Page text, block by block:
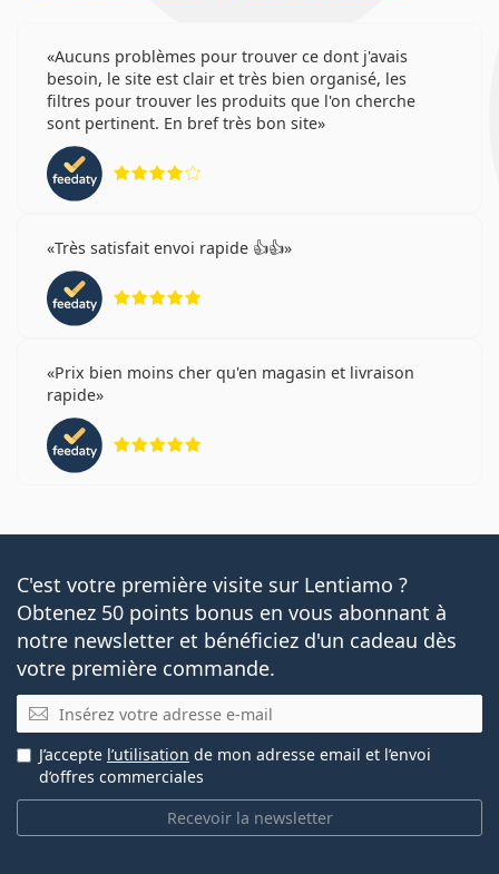
Aucuns problèmes pour trouver ce dont j'avais
besoin, le site est clair et très bien organisé, les
filtres pour trouver les produits que l'on cherche
sont pertinent. En bref très bon site
Très satisfait envoi rapide 👍👍
Prix bien moins cher qu'en magasin et livraison
rapide
C'est votre première visite sur Lentiamo ?
Obtenez 50 points bonus en vous abonnant à
notre newsletter et bénéficiez d'un cadeau dès
votre première commande.
E-mail
Recevoir la newsletter
J’accepte l’utilisation de mon adresse email et l’envoi
d’offres commerciales